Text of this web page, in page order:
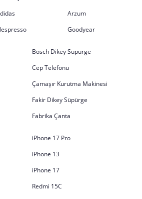
Arzum
Goodyear
Bosch Dikey Süpürge
Cep Telefonu
Çamaşır Kurutma Makinesi
Fakir Dikey Süpürge
Fabrika Çanta
iPhone 17 Pro
iPhone 13
iPhone 17
Redmi 15C